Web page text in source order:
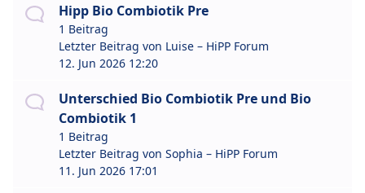
Hipp Bio Combiotik Pre
1 Beitrag
Letzter Beitrag von Luise – HiPP Forum
12. Jun 2026 12:20
Unterschied Bio Combiotik Pre und Bio
Combiotik 1
1 Beitrag
Letzter Beitrag von Sophia – HiPP Forum
11. Jun 2026 17:01